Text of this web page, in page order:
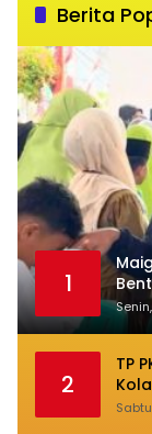
Berita
1
2
TP